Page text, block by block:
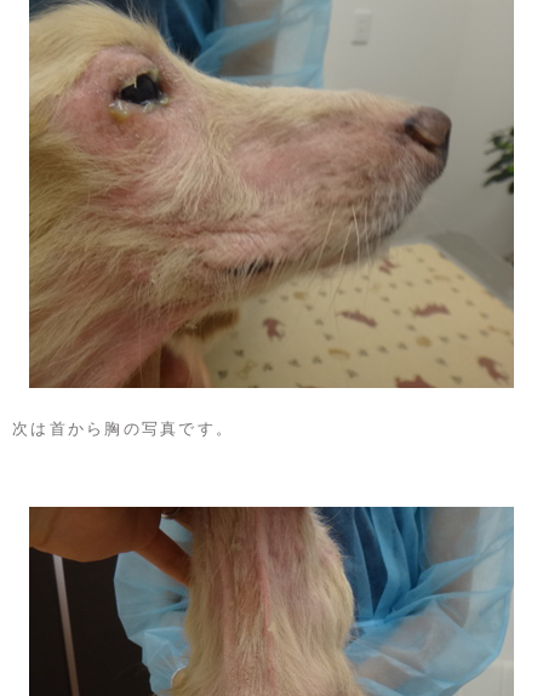
次は首から胸の写真です。